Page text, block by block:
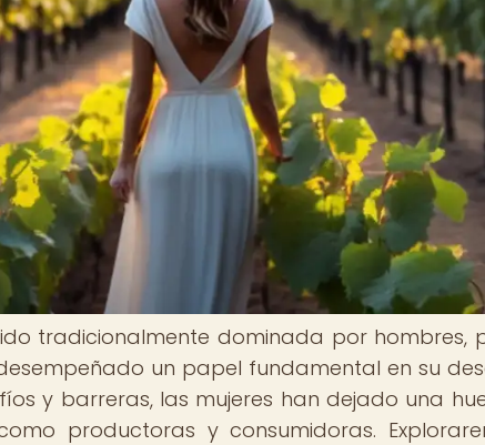
tradicionalmente dominada por hombres,
un papel fundamental en su
y barreras, las mujeres han dejado una
productoras y consumidoras.